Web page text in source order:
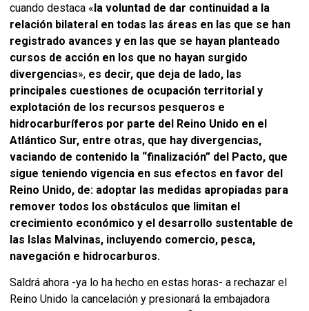
cuando destaca «la voluntad de dar continuidad a la
relación bilateral en todas las áreas en las que se han
registrado avances y en las que se hayan planteado
cursos de acción en los que no hayan surgido
divergencias», es decir, que deja de lado, las
principales cuestiones de ocupación territorial y
explotación de los recursos pesqueros e
hidrocarburíferos por parte del Reino Unido en el
Atlántico Sur, entre otras, que hay divergencias,
vaciando de contenido la “finalización” del Pacto, que
sigue teniendo vigencia en sus efectos en favor del
Reino Unido, de: adoptar las medidas apropiadas para
remover todos los obstáculos que limitan el
crecimiento económico y el desarrollo sustentable de
las Islas Malvinas, incluyendo comercio, pesca,
navegación e hidrocarburos.
Saldrá ahora -ya lo ha hecho en estas horas- a rechazar el
Reino Unido la cancelación y presionará la embajadora